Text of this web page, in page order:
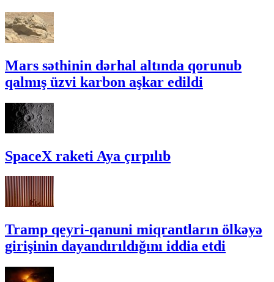
Mars səthinin dərhal altında qorunub
qalmış üzvi karbon aşkar edildi
SpaceX raketi Aya çırpılıb
Tramp qeyri-qanuni miqrantların ölkəyə
girişinin dayandırıldığını iddia etdi